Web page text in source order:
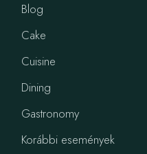
Blog
Cake
Cuisine
Dining
Gastronomy
Korábbi események